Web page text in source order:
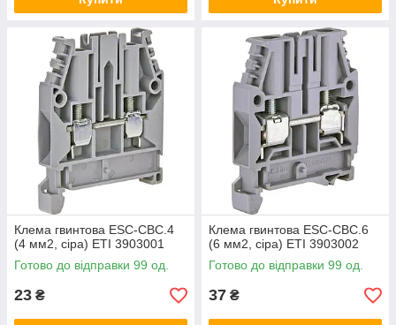
Клема гвинтова ESC-CBC.4
(4 мм2, сіра) ETI 3903001
Готово до відправки 99 од.
23 ₴
Клема гвинтова ESC-CBC.6
(6 мм2, сіра) ETI 3903002
Готово до відправки 99 од.
37 ₴